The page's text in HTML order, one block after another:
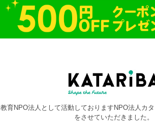
教育NPO法人として活動しておりますNPO法人カ
をさせていただきました。